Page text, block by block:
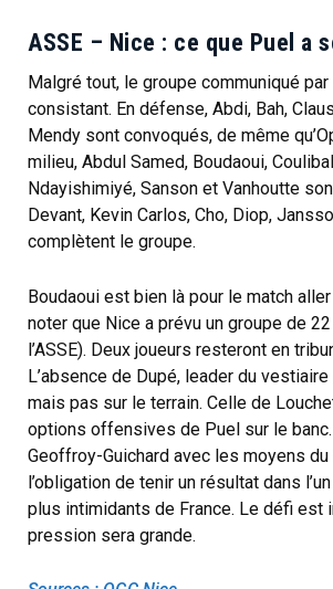
ASSE – Nice : ce que Puel a
Malgré tout, le groupe communiqué par
consistant. En défense, Abdi, Bah,
Mendy sont convoqués, de même
milieu, Abdul Samed, Boudaoui,
Ndayishimiyé, Sanson et Vanhoutte
Devant, Kevin Carlos, Cho, Diop,
complètent le groupe.
Boudaoui est bien là pour le match
noter que Nice a prévu un groupe de
l’ASSE). Deux joueurs resteront en
L’absence de Dupé, leader du
mais pas sur le terrain. Celle de
options offensives de Puel sur le
Geoffroy-Guichard avec les moyens
l’obligation de tenir un résultat dans
plus intimidants de France. Le défi est
pression sera grande.